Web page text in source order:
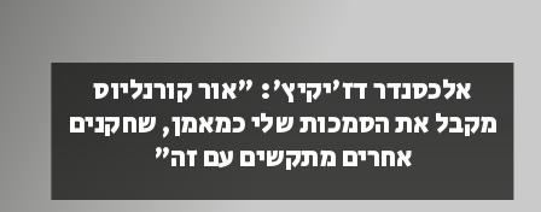
אלכסנדר דז'יקיץ': "אור קורנליוס
מקבל את הסמכות שלי כמאמן, שחקנים
אחרים מתקשים עם זה"